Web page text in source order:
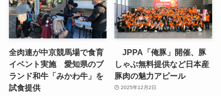
全肉連が中京競馬場で食育
イベント実施 愛知県のブ
ランド和牛「みかわ牛」を
試食提供
JPPA「俺豚」開催、豚
しゃぶ無料提供など日本産
豚肉の魅力アピール
2025年12月2日